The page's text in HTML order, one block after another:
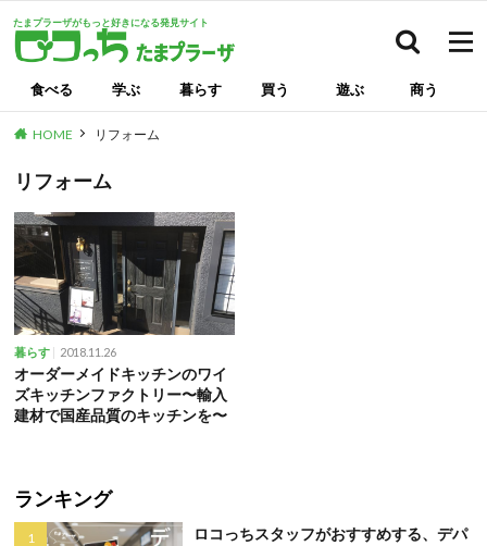
たまプラーザがもっと好きになる発見サイト
食べる 学ぶ 暮らす 買う 遊ぶ 商う
HOME リフォーム
リフォーム
暮らす 2018.11.26
オーダーメイドキッチンのワイ
ズキッチンファクトリー〜輸入
建材で国産品質のキッチンを〜
ランキング
ロコっちスタッフがおすすめする、デパ